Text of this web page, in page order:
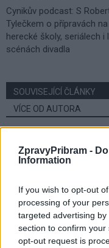
ZpravyPribram -
Information
If you wish to opt-out
processing of your
targeted advertising
section to confirm
opt-out request is
Cynikův podcast: S
Tylečkem o přípravách na
herecké školy, seriálech i
scénách divadla
SOUVISEJÍCÍ ČLÁNKY
VÍCE OD AUTORA
vracím
Rozhovory
Daniel
říká